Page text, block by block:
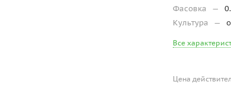
Фасовка —
Культура
—
Все
Цена